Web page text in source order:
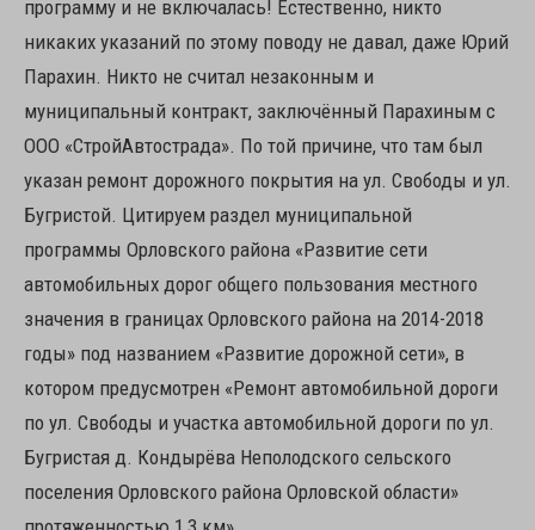
программу и не включалась! Естественно, никто
никаких указаний по этому поводу не давал, даже Юрий
Парахин. Никто не считал незаконным и
муниципальный контракт, заключённый Парахиным с
ООО «СтройАвтострада». По той причине, что там был
указан ремонт дорожного покрытия на ул. Свободы и ул.
Бугристой. Цитируем раздел муниципальной
программы Орловского района «Развитие сети
автомобильных дорог общего пользования местного
значения в границах Орловского района на 2014-2018
годы» под названием «Развитие дорожной сети», в
котором предусмотрен «Ремонт автомобильной дороги
по ул. Свободы и участка автомобильной дороги по ул.
Бугристая д. Кондырёва Неполодского сельского
поселения Орловского района Орловской области»